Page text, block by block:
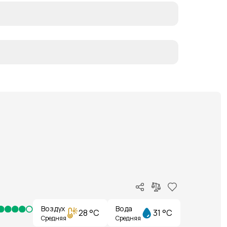
Воздух
Средняя 28 °C Вода
Средняя 31 °C